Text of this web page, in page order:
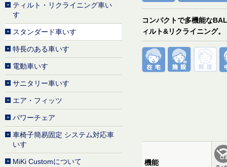
コンパクトで多機能な
ィルト&リクライニング。
機能
ティルト・リクライニング車い
す
スタンダード車いす
特長のある車いす
電動車いす
サニタリー車いす
エア・フィッツ
パワーチェア
車椅子簡易固定 システム対応車
いす
MiKi Customについて